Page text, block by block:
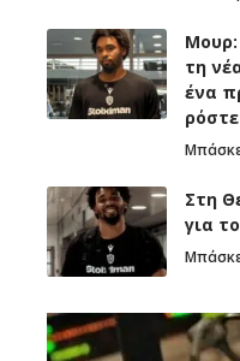
Μουρ:
τη
ένα
Στη
για